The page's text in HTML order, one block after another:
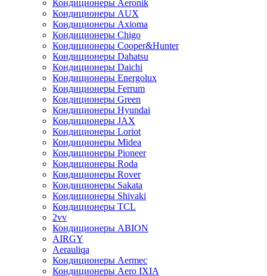
Кондиционеры Aeronik
Кондиционеры AUX
Кондиционеры Axioma
Кондиционеры Chigo
Кондиционеры Cooper&Hunter
Кондиционеры Dahatsu
Кондиционеры Daichi
Кондиционеры Energolux
Кондиционеры Ferrum
Кондиционеры Green
Кондиционеры Hyundai
Кондиционеры JAX
Кондиционеры Loriot
Кондиционеры Midea
Кондиционеры Pioneer
Кондиционеры Roda
Кондиционеры Rover
Кондиционеры Sakata
Кондиционеры Shivaki
Кондиционеры TCL
2vv
Кондиционеры ABION
AIRGY
Aerauliqa
Кондиционеры Aermec
Кондиционеры Aero IXIA